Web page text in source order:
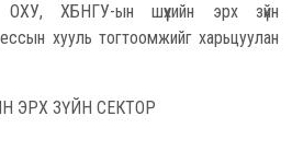
ХБНГУ-ын шүүхийн эрх зүйн
хууль тогтоомжийг харьцуулан
ЭРХ ЗҮЙН СЕКТОР